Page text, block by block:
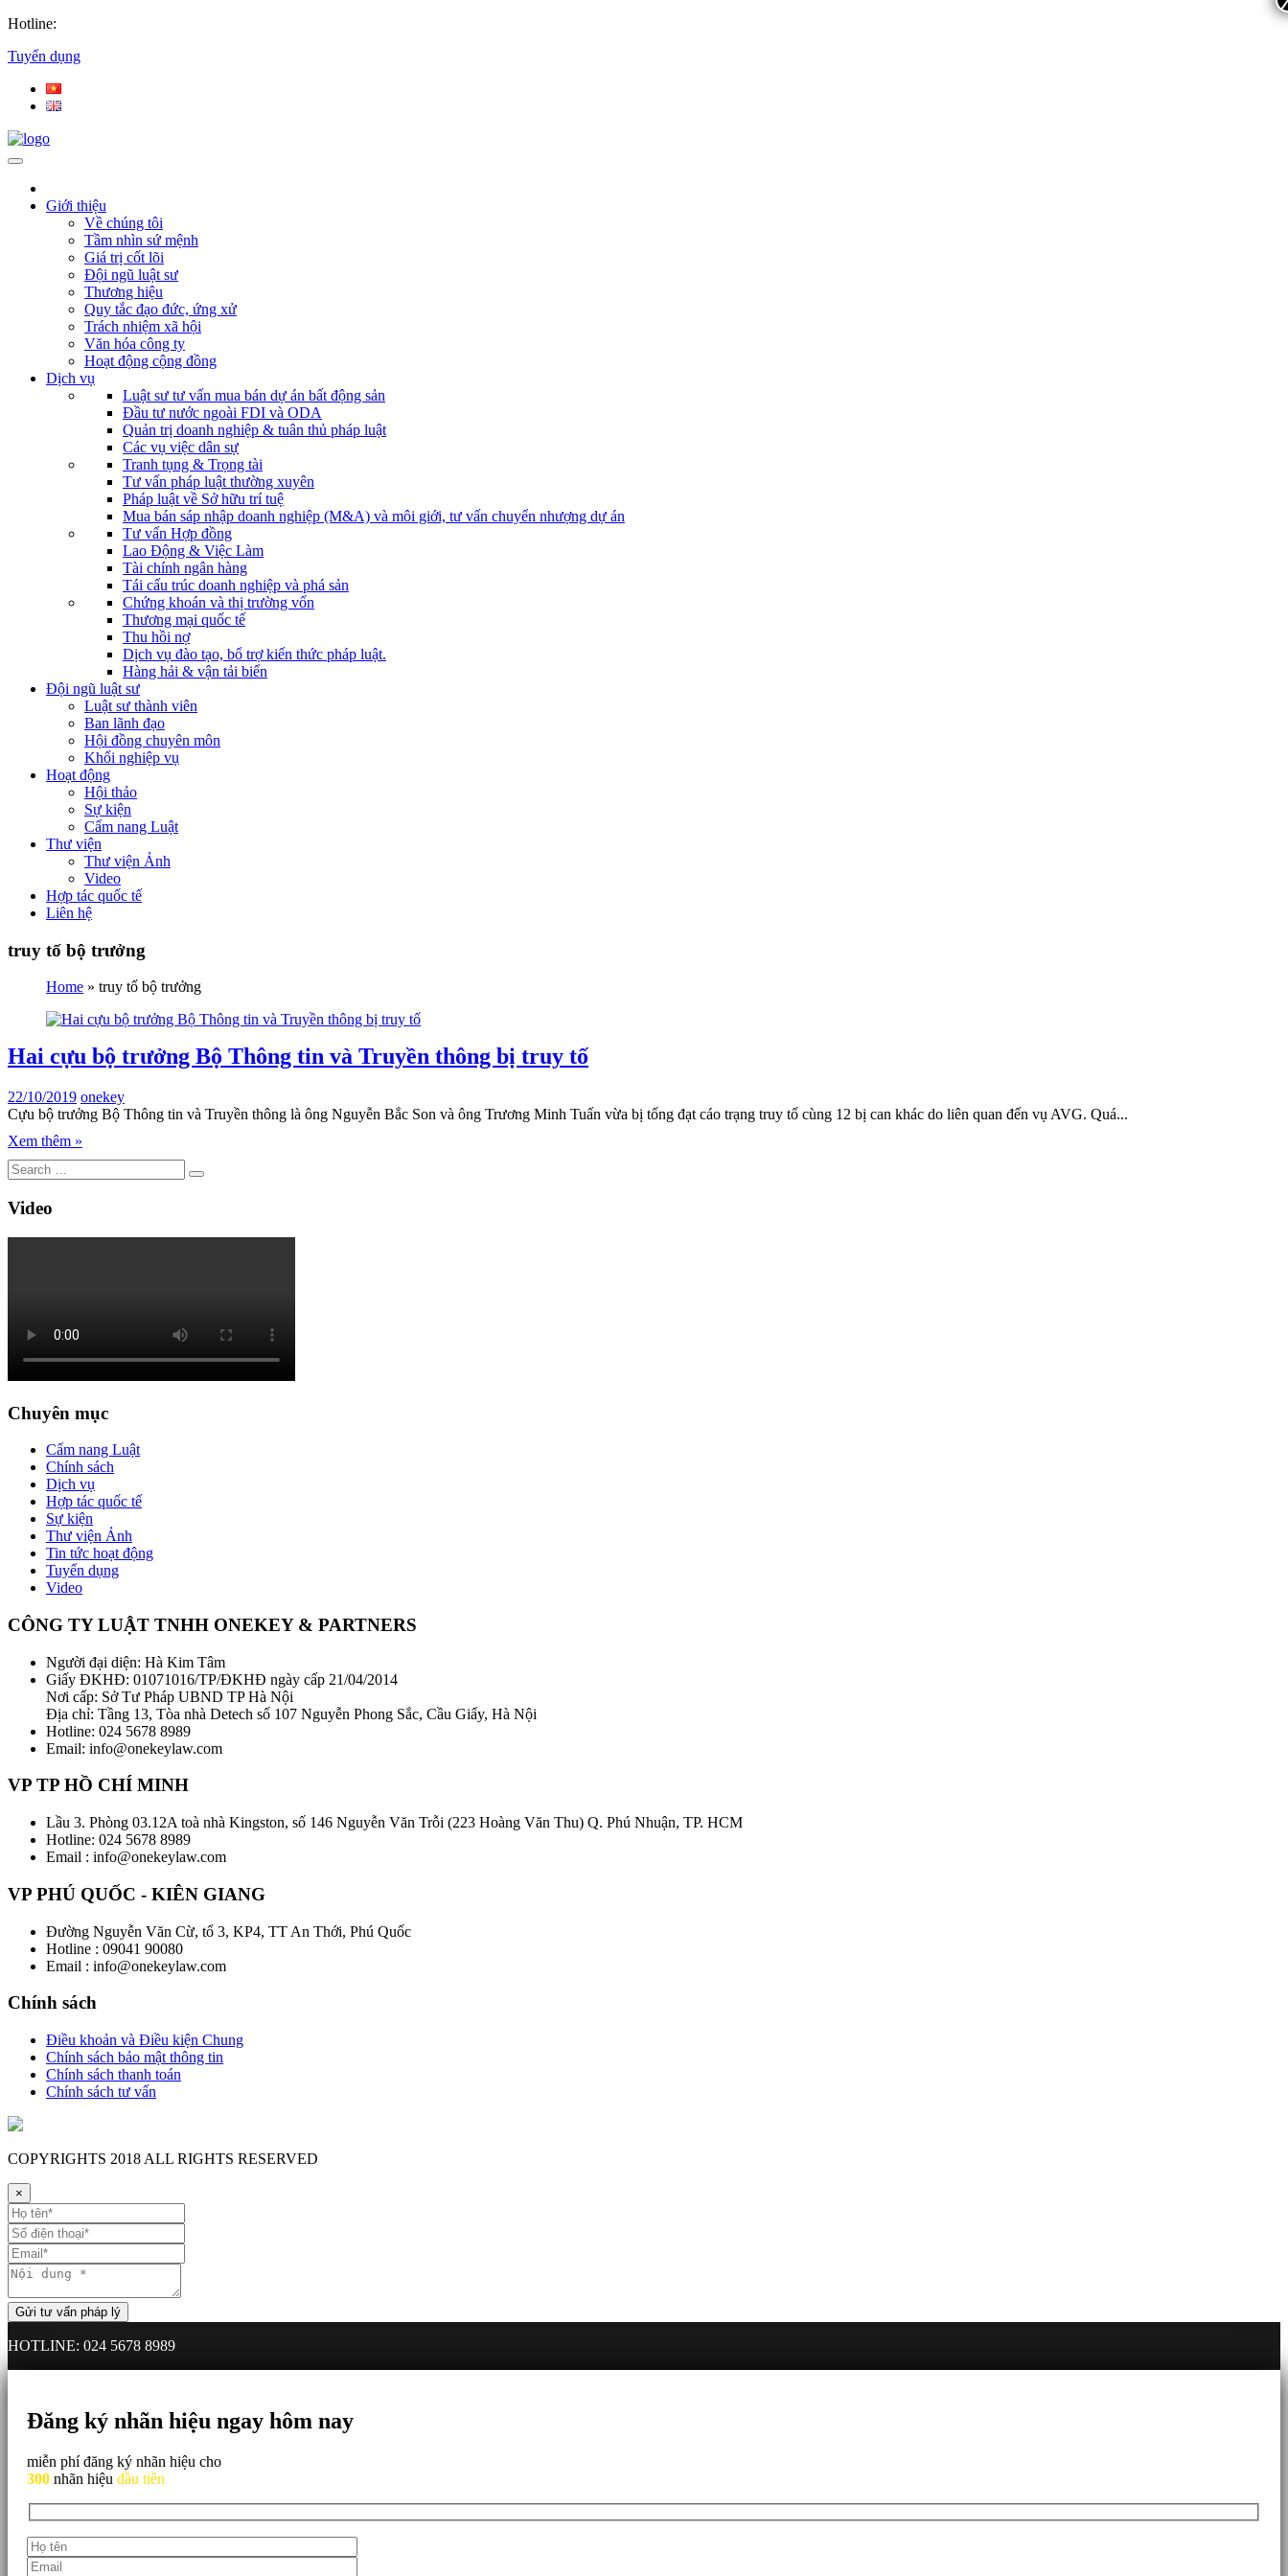
Hotline:
Tuyển dụng
Giới thiệu
Về chúng tôi
Tầm nhìn sứ mệnh
Giá trị cốt lõi
Đội ngũ luật sư
Thương hiệu
Quy tắc đạo đức, ứng xử
Trách nhiệm xã hội
Văn hóa công ty
Hoạt động cộng đồng
Dịch vụ
Luật sư tư vấn mua bán dự án bất động sản
Đầu tư nước ngoài FDI và ODA
Quản trị doanh nghiệp & tuân thủ pháp luật
Các vụ việc dân sự
Tranh tụng & Trọng tài
Tư vấn pháp luật thường xuyên
Pháp luật về Sở hữu trí tuệ
Mua bán sáp nhập doanh nghiệp (M&A) và môi giới, tư vấn chuyển nhượng dự án
Tư vấn Hợp đồng
Lao Động & Việc Làm
Tài chính ngân hàng
Tái cấu trúc doanh nghiệp và phá sản
Chứng khoán và thị trường vốn
Thương mại quốc tế
Thu hồi nợ
Dịch vụ đào tạo, bổ trợ kiến thức pháp luật.
Hàng hải & vận tải biển
Đội ngũ luật sư
Luật sư thành viên
Ban lãnh đạo
Hội đồng chuyên môn
Khối nghiệp vụ
Hoạt động
Hội thảo
Sự kiện
Cẩm nang Luật
Thư viện
Thư viện Ảnh
Video
Hợp tác quốc tế
Liên hệ
truy tố bộ trưởng
Home » truy tố bộ trưởng
Hai cựu bộ trưởng Bộ Thông tin và Truyền thông bị truy tố
22/10/2019 onekey
Cựu bộ trưởng Bộ Thông tin và Truyền thông là ông Nguyễn Bắc Son và ông Trương Minh Tuấn vừa bị tống đạt cáo trạng truy tố cùng 12 bị can khác do liên quan đến vụ AVG. Quá...
Xem thêm »
Video
Chuyên mục
Cẩm nang Luật
Chính sách
Dịch vụ
Hợp tác quốc tế
Sự kiện
Thư viện Ảnh
Tin tức hoạt động
Tuyển dụng
Video
CÔNG TY LUẬT TNHH ONEKEY & PARTNERS
Người đại diện: Hà Kim Tâm
Giấy ĐKHĐ: 01071016/TP/ĐKHĐ ngày cấp 21/04/2014
Nơi cấp: Sở Tư Pháp UBND TP Hà Nội
Địa chỉ: Tầng 13, Tòa nhà Detech số 107 Nguyễn Phong Sắc, Cầu Giấy, Hà Nội
Hotline: 024 5678 8989
Email: info@onekeylaw.com
VP TP HỒ CHÍ MINH
Lầu 3. Phòng 03.12A toà nhà Kingston, số 146 Nguyễn Văn Trỗi (223 Hoàng Văn Thu) Q. Phú Nhuận, TP. HCM
Hotline: 024 5678 8989
Email : info@onekeylaw.com
VP PHÚ QUỐC - KIÊN GIANG
Đường Nguyễn Văn Cừ, tổ 3, KP4, TT An Thới, Phú Quốc
Hotline : 09041 90080
Email : info@onekeylaw.com
Chính sách
Điều khoản và Điều kiện Chung
Chính sách bảo mật thông tin
Chính sách thanh toán
Chính sách tư vấn
COPYRIGHTS 2018 ALL RIGHTS RESERVED
×
HOTLINE: 024 5678 8989
Đăng ký nhãn hiệu ngay hôm nay
miễn phí đăng ký nhãn hiệu cho
300 nhãn hiệu đầu tiên